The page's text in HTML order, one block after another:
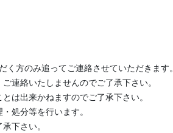
方のみ追ってご連絡させていただきます。
連絡いたしませんのでご了承下さい。
は出来かねますのでご了承下さい。
処分等を行います。
下さい。